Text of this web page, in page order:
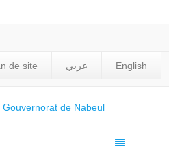
de site عربي English